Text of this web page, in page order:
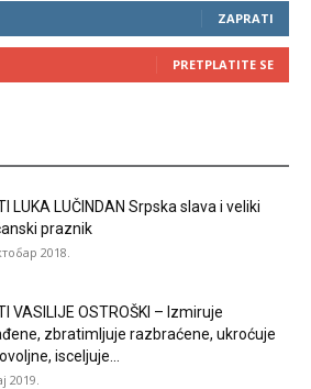
ZAPRATI
PRETPLATITE SE
LUKA LUČINDAN Srpska slava i veliki
praznik
2018.
VASILIJE OSTROŠKI – Izmiruje
zbratimljuje razbraćene, ukroćuje
isceljuje...
2019.